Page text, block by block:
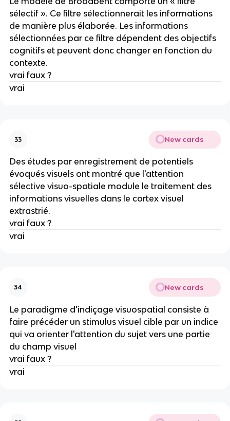
sélectif ». Ce filtre sélectionnerait les informations
de manière plus élaborée. Les informations
sélectionnées par ce filtre dépendent des objectifs
cognitifs et peuvent donc changer en fonction du
contexte.
vrai faux ?
vrai
33 New cards
Des études par enregistrement de potentiels
évoqués visuels ont montré que l'attention
sélective visuo-spatiale module le traitement des
informations visuelles dans le cortex visuel
extrastrié.
vrai faux ?
vrai
34 New cards
Le paradigme d'indiçage visuospatial consiste à
faire précéder un stimulus visuel cible par un indice
qui va orienter l'attention du sujet vers une partie
du champ visuel
vrai faux ?
vrai